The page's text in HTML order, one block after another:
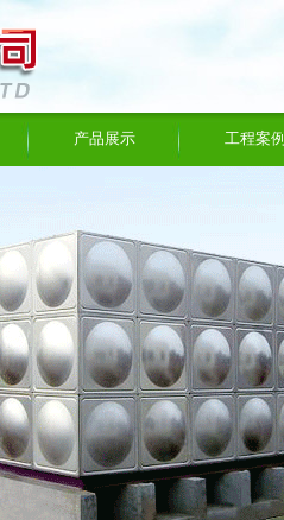
产品展示 工程案例